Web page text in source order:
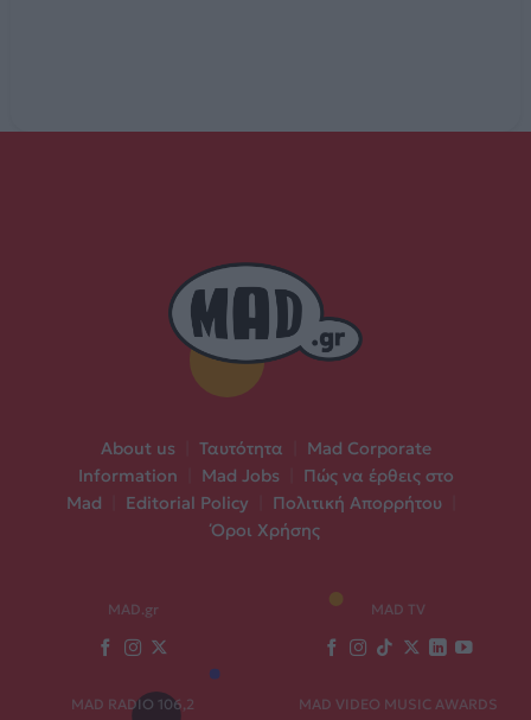
About us Ταυτότητα
Mad Corporate
Information
Mad Jobs
Πώς να έρθεις στο
Mad
Editorial Policy Πολιτική Απορρήτου
Όροι Χρήσης
MAD.gr MAD TV
MAD RADIO 106,2 MAD VIDEO MUSIC AWARDS